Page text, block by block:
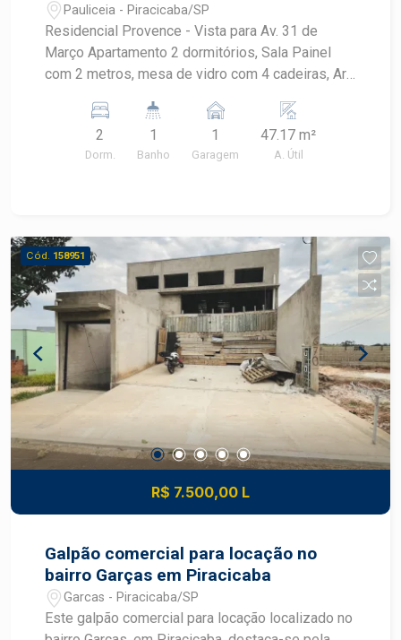
Pauliceia - Piracicaba/SP
Residencial Provence - Vista para Av. 31 de
Março Apartamento 2 dormitórios, Sala Painel
com 2 metros, mesa de vidro com 4 cadeiras, Ar
brastemp, armários , Banheiro social e lavabo (pia
auxiliar ao lado do banheiro) Lavanderia com
armários Dormitório com armário grande - 6
Aquecedor
2
Dorm.
1
Banho
1
Garagem
47.17 m²
A. Útil
Cód. 158951
R$ 7.500,00 L
Galpão comercial para locação no
bairro Garças em Piracicaba
Garcas - Piracicaba/SP
Este galpão comercial para locação localizado no